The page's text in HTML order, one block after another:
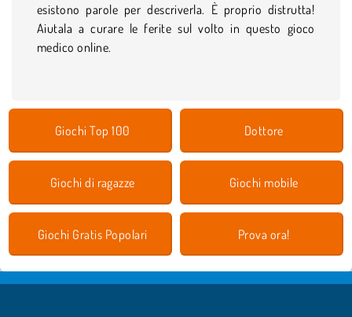
esistono parole per descriverla. È proprio distrutta!
Aiutala a curare le ferite sul volto in questo gioco
medico online.
Giochi Top 100 Dottore
Giochi di ragazze Giochi mobile
Giochi Gratis Popolari Prova ora!